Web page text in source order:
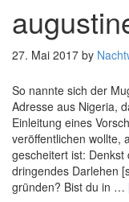
27. Mai 2017 by
So nannte sich der
Adresse aus Nigeria,
Einleitung eines
veröffentlichen wollte,
gescheitert ist:
dringendes Darlehen
gründen? Bist du in …